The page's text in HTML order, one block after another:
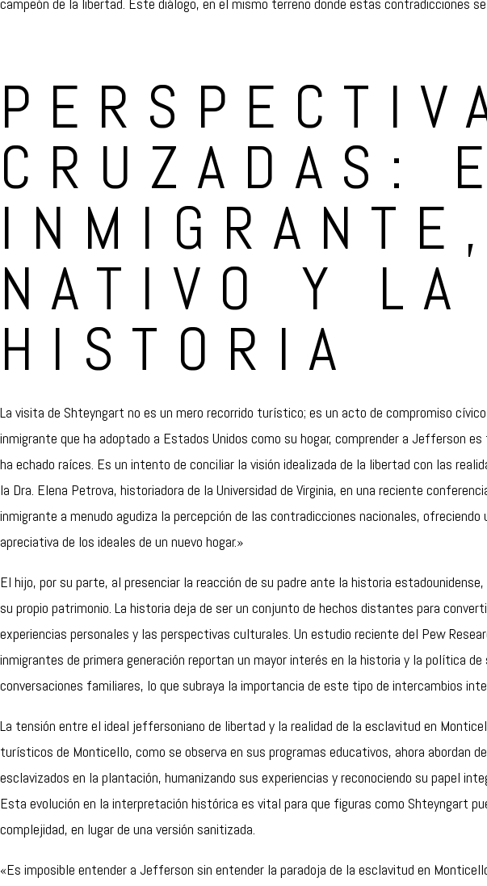
campeón de la libertad. Este diálogo, en el mismo terreno donde estas contradicciones
CRUZADAS:
NATIVO Y LA
HISTORIA
La visita de Shteyngart no es un mero recorrido turístico; es un acto de compromiso
inmigrante que ha adoptado a Estados Unidos como su hogar, comprender a Jefferson
ha echado raíces. Es un intento de conciliar la visión idealizada de la libertad con las
la Dra. Elena Petrova, historiadora de la Universidad de Virginia, en una reciente
inmigrante a menudo agudiza la percepción de las contradicciones nacionales,
apreciativa de los ideales de un nuevo hogar.»
El hijo, por su parte, al presenciar la reacción de su padre ante la historia
su propio patrimonio. La historia deja de ser un conjunto de hechos distantes para
experiencias personales y las perspectivas culturales. Un estudio reciente del Pew
inmigrantes de primera generación reportan un mayor interés en la historia y la política
conversaciones familiares, lo que subraya la importancia de este tipo de intercambios
La tensión entre el ideal jeffersoniano de libertad y la realidad de la esclavitud en
turísticos de Monticello, como se observa en sus programas educativos, ahora abordan
esclavizados en la plantación, humanizando sus experiencias y reconociendo su papel
Esta evolución en la interpretación histórica es vital para que figuras como Shteyngart
complejidad, en lugar de una versión sanitizada.
«Es imposible entender a Jefferson sin entender la paradoja de la esclavitud en